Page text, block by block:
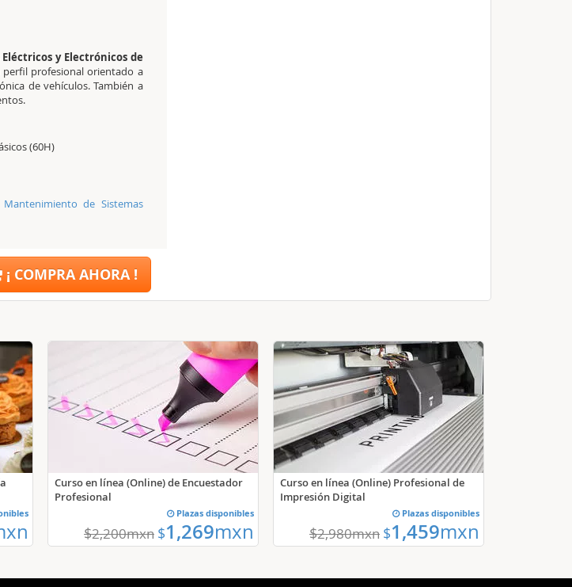
y Electrónicos de
profesional orientado a
de vehículos. También a
(60H)
de Sistemas
¡ COMPRA AHORA !
Curso en línea (Online) de Encuestador
Profesional
Plazas disponibles
$2,200mxn $1,269mxn
Curso en línea (Online) Profesional de
Impresión Digital
Plazas disponibles
$2,980mxn $1,459mxn